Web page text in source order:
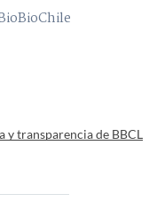
y transparencia de BBCL